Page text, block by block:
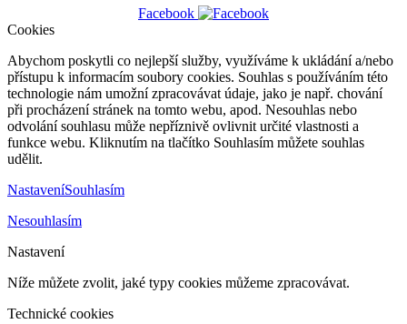
Facebook
Cookies
Abychom poskytli co nejlepší služby, využíváme k ukládání a/nebo
přístupu k informacím soubory cookies. Souhlas s používáním této
technologie nám umožní zpracovávat údaje, jako je např. chování
při procházení stránek na tomto webu, apod. Nesouhlas nebo
odvolání souhlasu může nepříznivě ovlivnit určité vlastnosti a
funkce webu. Kliknutím na tlačítko Souhlasím můžete souhlas
udělit.
NastaveníSouhlasím
Nesouhlasím
Nastavení
Níže můžete zvolit, jaké typy cookies můžeme zpracovávat.
Technické cookies